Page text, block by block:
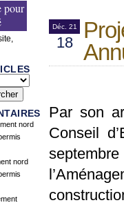
pour
nord
nord
Déc. 21
18
Par son
Conseil